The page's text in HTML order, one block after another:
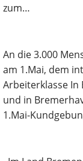
zum…
An die 3.000
am 1.Mai, dem
Arbeiterklasse
und in
1.Mai-